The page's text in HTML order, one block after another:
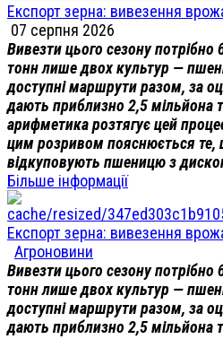
Експорт зерна: вивезення
07 серпня 2026
Вивезти цього сезону потрібно
тонн лише двох культур —
доступні маршрути разом, за
дають приблизно 2,5 мільйона
арифметика розтягує цей
цим розривом пояснюється те,
відкуповують пшеницю з
Більше інформації
Експорт зерна: вивезення
Агроновини
Вивезти цього сезону потрібно
тонн лише двох культур —
доступні маршрути разом, за
дають приблизно 2,5 мільйона